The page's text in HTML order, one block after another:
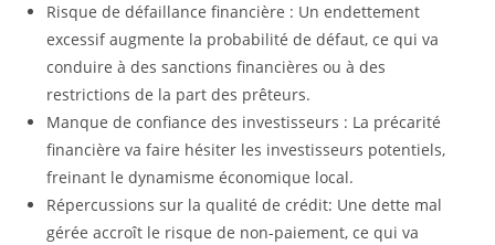
Risque de défaillance financière : Un endettement
excessif augmente la probabilité de défaut, ce qui va
conduire à des sanctions financières ou à des
restrictions de la part des prêteurs.
Manque de confiance des investisseurs : La précarité
financière va faire hésiter les investisseurs potentiels,
freinant le dynamisme économique local.
Répercussions sur la qualité de crédit: Une dette mal
gérée accroît le risque de non-paiement, ce qui va